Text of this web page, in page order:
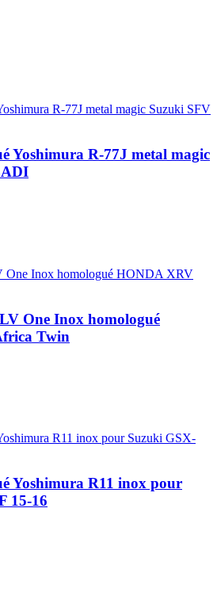
Yoshimura R-77J metal magic
One Inox homologué
Twin
Yoshimura R11 inox pour
15-16